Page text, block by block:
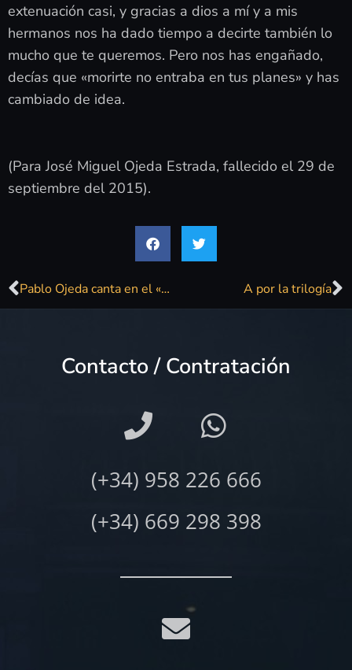
extenuación casi, y gracias a dios a mí y a mis
hermanos nos ha dado tiempo a decirte también lo
mucho que te queremos. Pero nos has engañado,
decías que «morirte no entraba en tus planes» y has
cambiado de idea.
(Para José Miguel Ojeda Estrada, fallecido el 29 de
septiembre del 2015).
Pablo Ojeda canta en el «Barrio de La Paz» (& Víctor blows!) A por la trilogía
Contacto / Contratación
(+34) 958 226 666
(+34) 669 298 398